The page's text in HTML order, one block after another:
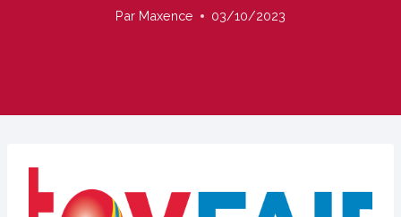
Par Maxence 03/10/2023